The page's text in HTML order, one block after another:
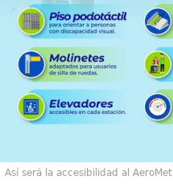
Así será la accesibilidad al